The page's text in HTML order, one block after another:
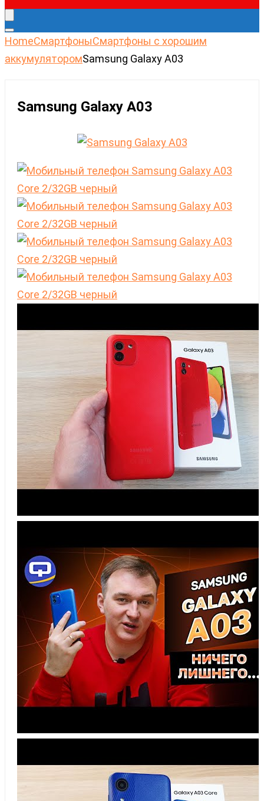
HomeCмартфоныСмартфоны с хорошим
аккумуляторомSamsung Galaxy A03
Samsung Galaxy A03